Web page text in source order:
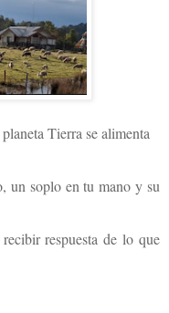
Tierra se alimenta
un soplo en tu mano y su
respuesta de lo que